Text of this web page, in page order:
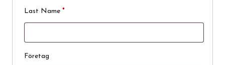
Last Name *
Företag